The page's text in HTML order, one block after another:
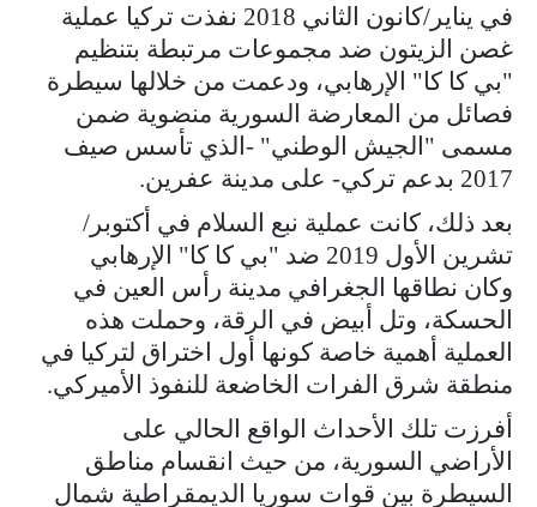
في يناير/كانون الثاني 2018 نفذت تركيا عملية
غصن الزيتون ضد مجموعات مرتبطة بتنظيم
"بي كا كا" الإرهابي، ودعمت من خلالها سيطرة
فصائل من المعارضة السورية منضوية ضمن
مسمى "الجيش الوطني" -الذي تأسس صيف
2017 بدعم تركي- على مدينة عفرين.
بعد ذلك، كانت عملية نبع السلام في أكتوبر/
تشرين الأول 2019 ضد "بي كا كا" الإرهابي
وكان نطاقها الجغرافي مدينة رأس العين في
الحسكة، وتل أبيض في الرقة، وحملت هذه
العملية أهمية خاصة كونها أول اختراق لتركيا في
منطقة شرق الفرات الخاضعة للنفوذ الأميركي.
أفرزت تلك الأحداث الواقع الحالي على
الأراضي السورية، من حيث انقسام مناطق
السيطرة بين قوات سوريا الديمقراطية شمال